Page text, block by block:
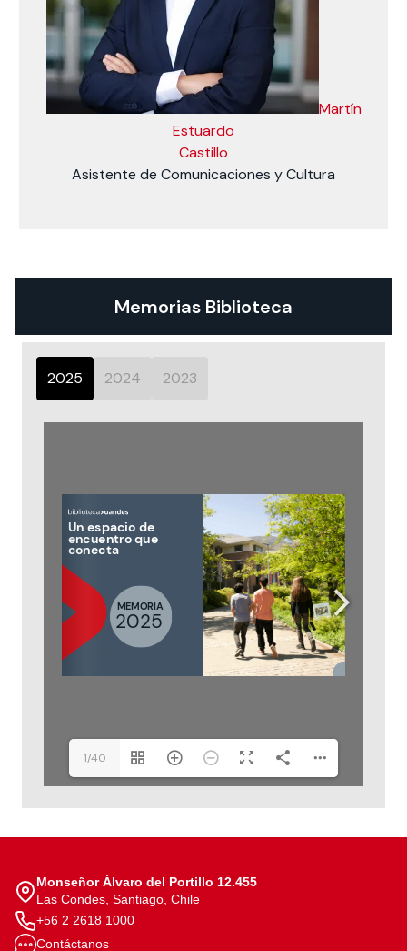
Martín
Estuardo
Castillo
Asistente de Comunicaciones y Cultura
Memorias Biblioteca
2025 2024 2023
1/40
Monseñor Álvaro del Portillo 12.455
Las Condes, Santiago, Chile
+56 2 2618 1000
Contáctanos